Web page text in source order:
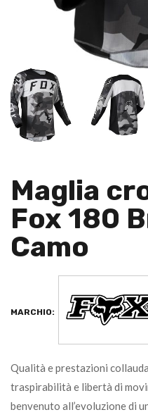
Maglia
Fox 180
Camo
MARCHIO:
Qualità e prestazioni
traspirabilità e libertà di
benvenuto all’evoluzione di